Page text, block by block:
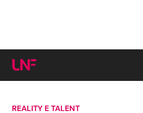
REALITY E TALENT